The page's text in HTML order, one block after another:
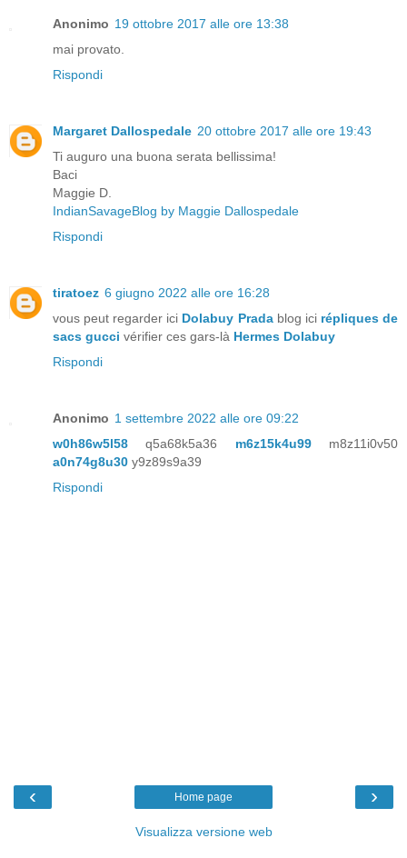
Anonimo 19 ottobre 2017 alle ore 13:38
mai provato.
Rispondi
Margaret Dallospedale 20 ottobre 2017 alle ore 19:43
Ti auguro una buona serata bellissima!
Baci
Maggie D.
IndianSavageBlog by Maggie Dallospedale
Rispondi
tiratoez 6 giugno 2022 alle ore 16:28
vous peut regarder ici Dolabuy Pradablog ici répliques de
sacs gucci vérifier ces gars-là Hermes Dolabuy
Rispondi
Anonimo 1 settembre 2022 alle ore 09:22
w0h86w5l58q5a68k5a36 m6z15k4u99 m8z11i0v50
a0n74g8u30 y9z89s9a39
Rispondi
‹ ›
Home page
Visualizza versione web